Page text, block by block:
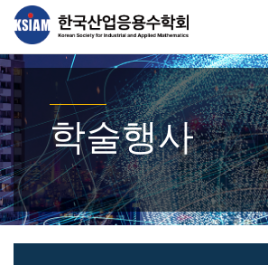
학술행사